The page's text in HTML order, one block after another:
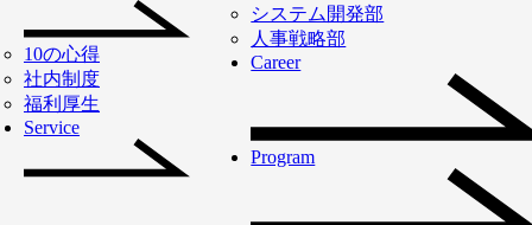
10の心得
社内制度
福利厚生
Service
システム開発部
人事戦略部
Career
Program